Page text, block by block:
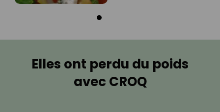
Elles ont perdu du poids
avec CROQ